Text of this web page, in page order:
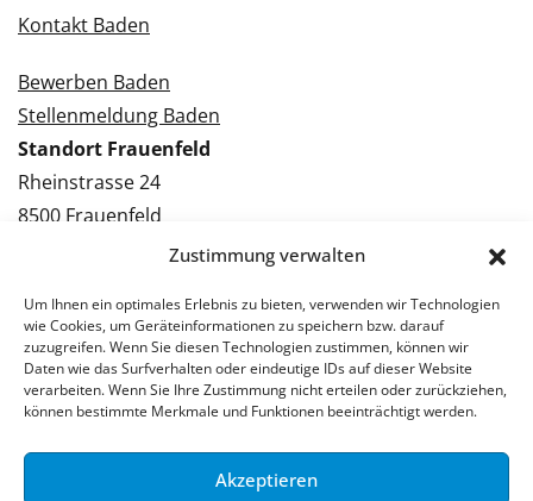
Zustimmung verwalten
Um Ihnen ein optimales Erlebnis zu bieten, verwenden wir Technologien
wie Cookies, um Geräteinformationen zu speichern bzw. darauf
zuzugreifen. Wenn Sie diesen Technologien zustimmen, können wir
Daten wie das Surfverhalten oder eindeutige IDs auf dieser Website
verarbeiten. Wenn Sie Ihre Zustimmung nicht erteilen oder zurückziehen,
können bestimmte Merkmale und Funktionen beeinträchtigt werden.
Akzeptieren
Kontakt Baden
Bewerben Baden
Stellenmeldung Baden
Standort Frauenfeld
Rheinstrasse 24
8500 Frauenfeld
Tel.: 052 224 09 09
Bewerben Frauenfeld
Stellenmeldung Frauenfeld
© 2026 Stellenpartner AG